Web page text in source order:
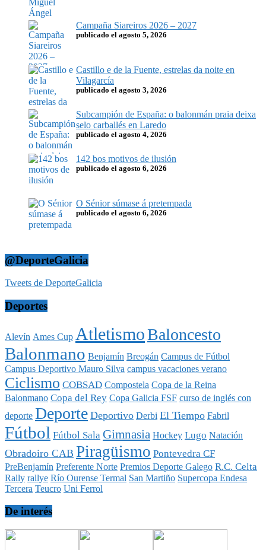
Campaña Siareiros 2026 – 2027
publicado el agosto 5, 2026
Castillo e de la Fuente, estrelas da noite en
Vilagarcía
publicado el agosto 3, 2026
Subcampión de España: o balonmán praia deixa
selo carballés en Laredo
publicado el agosto 4, 2026
142 bos motivos de ilusión
publicado el agosto 6, 2026
O Sénior súmase á pretempada
publicado el agosto 6, 2026
@DeporteGalicia
Tweets de DeporteGalicia
Deportes
Alevín Ames Cup AtletismoBaloncesto
Balonmano Benjamín Breogán Campus de Fútbol
Campus Deportivo Mauro Silva campus vacaciones verano
Ciclismo COBSAD Compostela Copa de la Reina
Balonmano Copa del Rey Copa Galicia FSF curso de inglés con
deporte Deporte Deportivo Derbi El Tiempo Fabril
Fútbol Fútbol Sala Gimnasia Hockey Lugo Natación
Obradoiro CAB Piragüismo Pontevedra CF
PreBenjamín Preferente Norte Premios Deporte Galego R.C. Celta
Rally rallye Río Ourense Termal San Martiño Supercopa Endesa
Tercera Teucro Uni Ferrol
De interés